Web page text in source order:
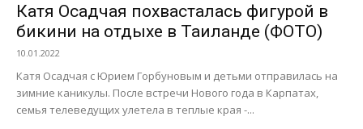
Катя Осадчая похвасталась фигурой в
бикини на отдыхе в Таиланде (ФОТО)
10.01.2022
Катя Осадчая с Юрием Горбуновым и детьми отправилась на
зимние каникулы. После встречи Нового года в Карпатах,
семья телеведущих улетела в теплые края -...